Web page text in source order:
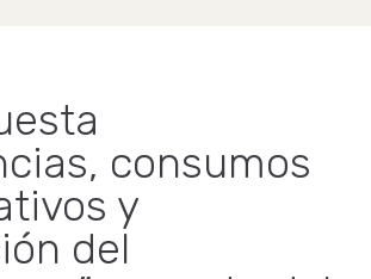
consumos
y
del